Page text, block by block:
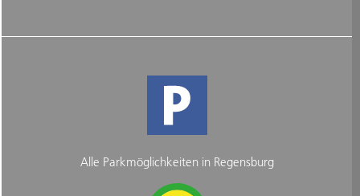
Alle Parkmöglichkeiten in Regensburg